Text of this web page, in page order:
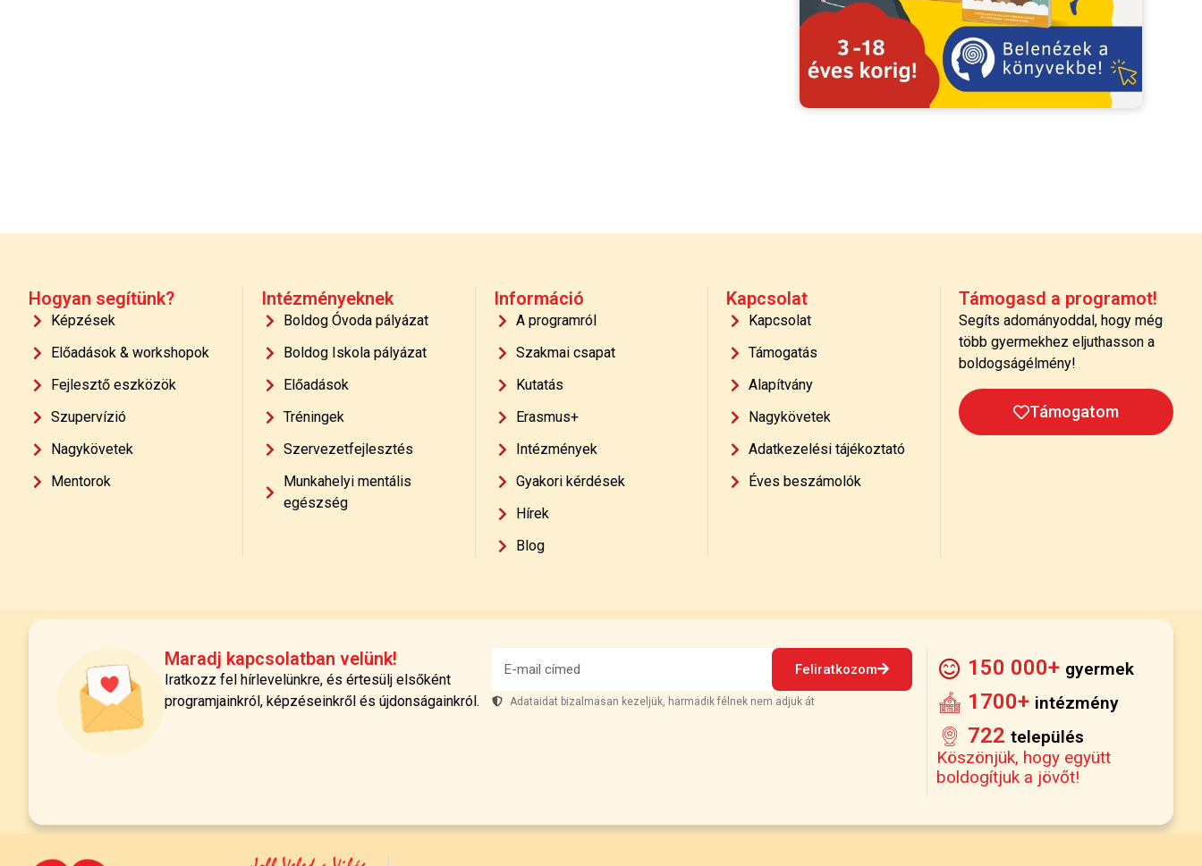
Hogyan segítünk?
Képzések
Előadások & workshopok
Fejlesztő eszközök
Szupervízió
Nagykövetek
Mentorok
Intézményeknek
Boldog Óvoda pályázat
Boldog Iskola pályázat
Előadások
Tréningek
Szervezetfejlesztés
Munkahelyi mentális
egészség
Információ
A programról
Szakmai csapat
Kutatás
Erasmus+
Intézmények
Gyakori kérdések
Hírek
Blog
Kapcsolat
Kapcsolat
Támogatás
Alapítvány
Nagykövetek
Adatkezelési tájékoztató
Éves beszámolók
Támogasd a programot!
Segíts adományoddal, hogy még
több gyermekhez eljuthasson a
boldogságélmény!
Támogatom
Maradj kapcsolatban velünk!
Iratkozz fel hírlevelünkre, és értesülj elsőként
programjainkról, képzéseinkről és újdonságainkról.
Feliratkozom
Adataidat bizalmasan kezeljük, harmadik félnek nem adjuk át
150 000+ gyermek
1700+ intézmény
722 település
Köszönjük, hogy együtt
boldogítjuk a jövőt!